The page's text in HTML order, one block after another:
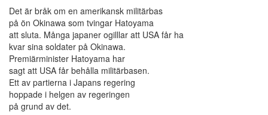
Det är bråk om en amerikansk militärbas
på ön Okinawa som tvingar Hatoyama
att sluta. Många japaner ogilllar att USA får ha
kvar sina soldater på Okinawa.
Premiärminister Hatoyama har
sagt att USA får behålla militärbasen.
Ett av partierna i Japans regering
hoppade i helgen av regeringen
på grund av det.